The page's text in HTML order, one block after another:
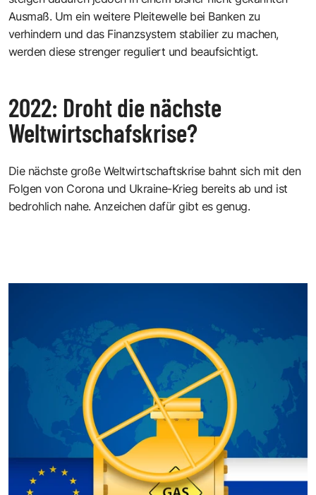
Ausmaß. Um ein weitere Pleitewelle bei Banken zu
verhindern und das Finanzsystem stabilier zu machen,
werden diese strenger reguliert und beaufsichtigt.
2022: Droht die nächste
Weltwirtschafskrise?
Die nächste große Weltwirtschaftskrise bahnt sich mit den
Folgen von Corona und Ukraine-Krieg bereits ab und ist
bedrohlich nahe. Anzeichen dafür gibt es genug.